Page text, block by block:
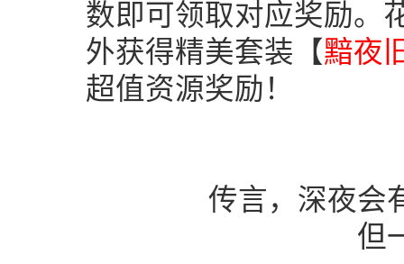
数即可领取对应奖励。
外获得精美套装【黯夜
超值资源奖励！
传言，深夜会
但